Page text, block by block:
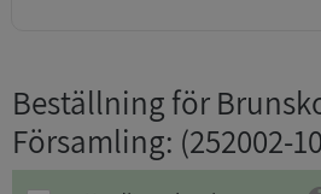
Beställning för
Församling: (252002-